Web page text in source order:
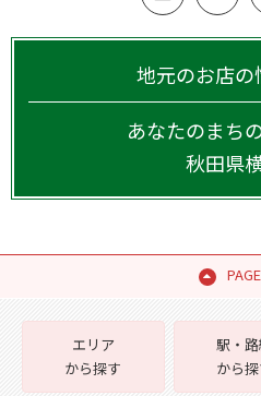
地元のお店の
あなたのまち
秋田県
エリア
から探す
駅・
から